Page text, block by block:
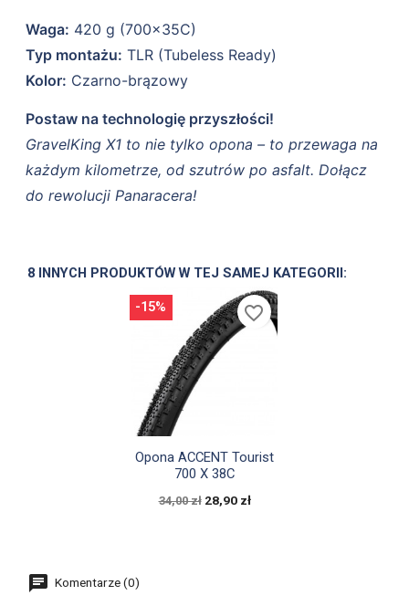
Waga: 420 g (700x35C)
Typ montażu: TLR (Tubeless Ready)
Kolor: Czarno-brązowy
Postaw na technologię przyszłości!
GravelKing X1 to nie tylko opona – to przewaga na
każdym kilometrze, od szutrów po asfalt. Dołącz
do rewolucji Panaracera!
8 INNYCH PRODUKTÓW W TEJ SAMEJ KATEGORII:
Szybki podgląd
Opona ACCENT Tourist
700 X 38C
34,00 zł 28,90 zł
-15% favorite_border
Komentarze (0)